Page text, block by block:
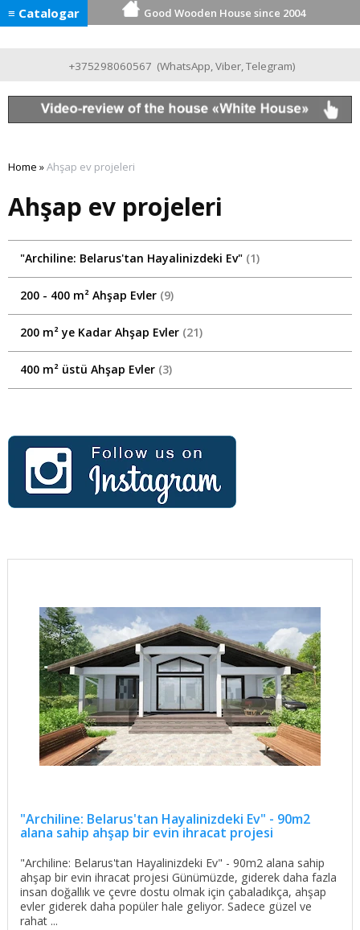
≡ Catalogar Good Wooden House since 2004
+375298060567 (WhatsApp,Viber,Telegram)
Home »Ahşap ev projeleri
Ahşap ev projeleri
"Archiline: Belarus'tan Hayalinizdeki Ev" 1
200 - 400 m² Ahşap Evler 9
200 m² ye Kadar Ahşap Evler 21
400 m² üstü Ahşap Evler 3
"Archiline: Belarus'tan Hayalinizdeki Ev" - 90m2
alana sahip ahşap bir evin ihracat projesi
"Archiline: Belarus'tan Hayalinizdeki Ev" - 90m2 alana sahip
ahşap bir evin ihracat projesi Günümüzde, giderek daha fazla
insan doğallık ve çevre dostu olmak için çabaladıkça, ahşap
evler giderek daha popüler hale geliyor. Sadece güzel ve
rahat ...